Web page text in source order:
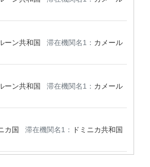
ーン共和国 滞在機関名1： カメール
ーン共和国 滞在機関名1： カメール
カ国 滞在機関名1：
ドミニカ共和国